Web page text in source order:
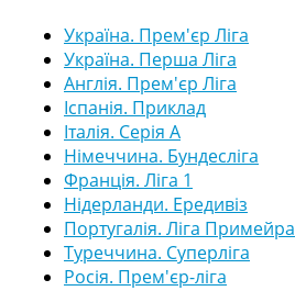
Україна. Прем'єр Ліга
Україна. Перша Ліга
Англія. Прем'єр Ліга
Іспанія. Приклад
Італія. Серія А
Німеччина. Бундесліга
Франція. Ліга 1
Нідерланди. Ередивіз
Португалія. Ліга Примейра
Туреччина. Суперліга
Росія. Прем'єр-ліга